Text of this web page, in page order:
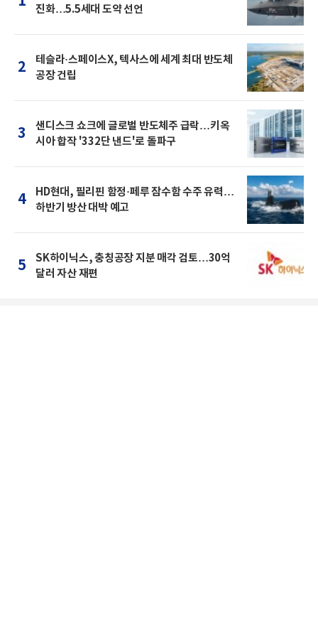
진화…5.5세대 도약 선언
2
테슬라·스페이스X, 텍사스에 세계 최대 반도체
공장 건립
3
샌디스크 쇼크에 글로벌 반도체주 급락…키옥
시아 합작 '332단 낸드'로 돌파구
4
HD현대, 필리핀 함정·페루 잠수함 수주 유력…
하반기 방산 대박 예고
5
SK하이닉스, 충칭공장 지분 매각 검토…30억
달러 자산 재편